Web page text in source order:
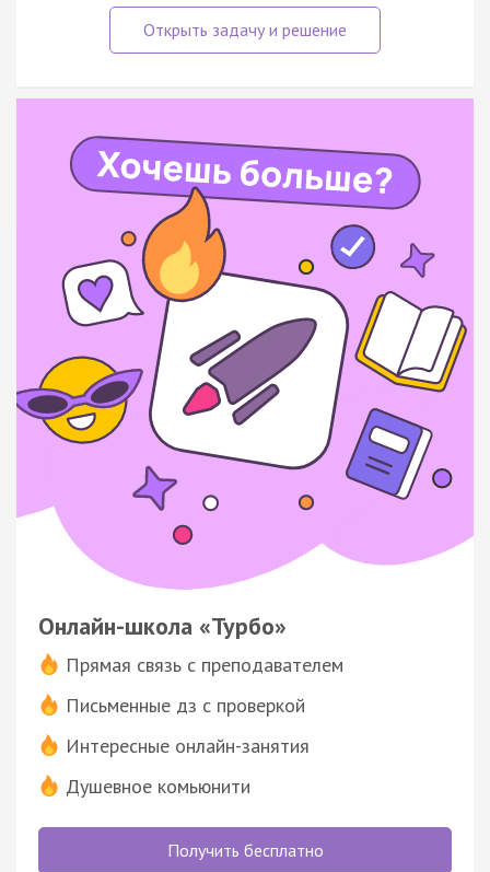
Онлайн-школа «Турбо»
Прямая связь с преподавателем
Письменные дз с проверкой
Интересные онлайн-занятия
Душевное комьюнити
Получить бесплатно